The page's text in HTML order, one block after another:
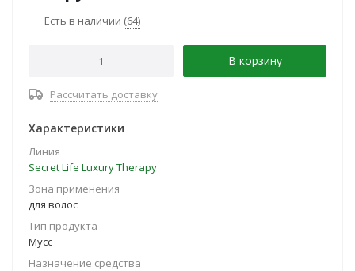
Есть в наличии (64)
В корзину
Рассчитать доставку
Характеристики
Линия
Secret Life Luxury Therapy
Зона применения
для волос
Тип продукта
Мусс
Назначение средства